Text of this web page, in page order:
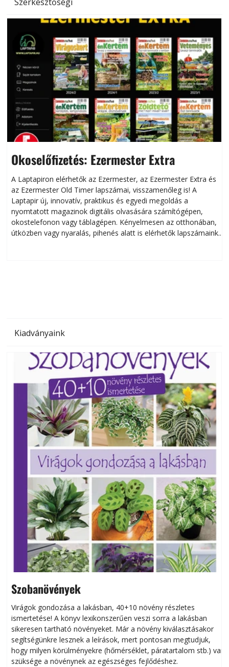
Okoselőfizetés: Ezermester Extra
A Laptapiron elérhetők az Ezermester, az Ezermester Extra és
az Ezermester Old Timer lapszámai, visszamenőleg is! A
Laptapir új, innovatív, praktikus és egyedi megoldás a
nyomtatott magazinok digitális olvasására számítógépen,
okostelefonon vagy táblagépen. Kényelmesen az otthonában,
útközben vagy nyaralás, pihenés alatt is elérhetők lapszámaink.
Kiadványaink
Szobanövények
Virágok gondozása a lakásban, 40+10 növény részletes
ismertetése! A könyv lexikonszerűen veszi sorra a lakásban
sikeresen tart­ha­tó növényeket. Már a növény kiválasztásakor
segítségünkre lesznek a leírások, mert pontosan megtudjuk,
hogy milyen körülményekre (hőmérséklet, páratartalom stb.) van
szüksége a növénynek az egészséges fejlődéshez.